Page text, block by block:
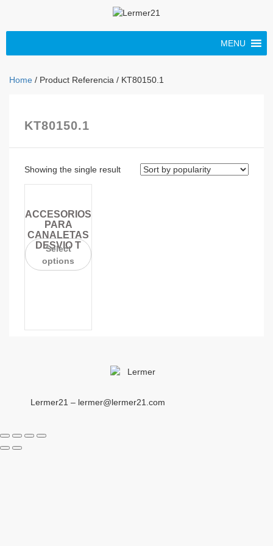
MENU
Home / Product Referencia / KT80150.1
KT80150.1
Showing the single result
ACCESORIOS
PARA
CANALETAS
DESVIO T
Select
options
Lermer21 – lermer@lermer21.com